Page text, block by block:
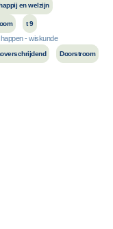
en welzijn
t 9
- wiskunde
Doorstroom